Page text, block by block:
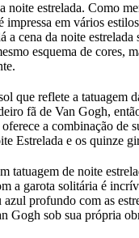
noite estrelada. Como
impressa em vários
a cena da noite estrelada
esquema de cores,
que reflete a tatuagem
fã de Van Gogh,
a combinação de
Estrelada e os quinze
tatuagem de noite
a garota solitária é
azul profundo com as
Gogh sob sua própria